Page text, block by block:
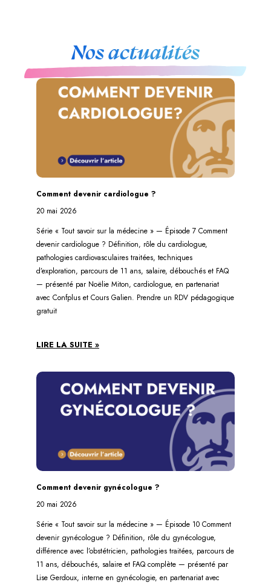
Nos actualités
Comment devenir cardiologue ?
20 mai 2026
Série « Tout savoir sur la médecine » — Épisode 7 Comment
devenir cardiologue ? Définition, rôle du cardiologue,
pathologies cardiovasculaires traitées, techniques
d’exploration, parcours de 11 ans, salaire, débouchés et FAQ
— présenté par Noëlie Miton, cardiologue, en partenariat
avec Confplus et Cours Galien. Prendre un RDV pédagogique
gratuit
LIRE LA SUITE »
Comment devenir gynécologue ?
20 mai 2026
Série « Tout savoir sur la médecine » — Épisode 10 Comment
devenir gynécologue ? Définition, rôle du gynécologue,
différence avec l’obstétricien, pathologies traitées, parcours de
11 ans, débouchés, salaire et FAQ complète — présenté par
Lise Gerdoux, interne en gynécologie, en partenariat avec